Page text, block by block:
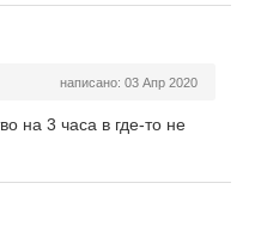
написано: 03 Апр 2020
на 3 часа в где-то не